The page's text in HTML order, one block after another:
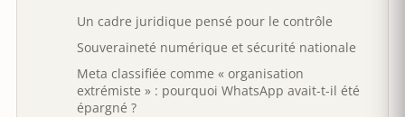
Un cadre juridique pensé pour le contrôle
Souveraineté numérique et sécurité nationale
Meta classifiée comme « organisation
extrémiste » : pourquoi WhatsApp avait-t-il été
épargné ?